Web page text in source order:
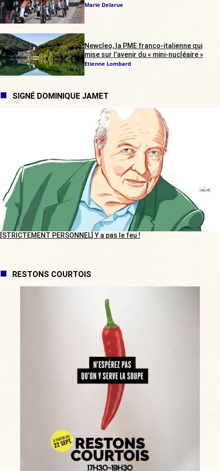
Marie Delarue
Newcleo, la PME franco-italienne qui
mise sur l’avenir du « mini-nucléaire »
Etienne Lombard
SIGNÉ DOMINIQUE JAMET
[STRICTEMENT PERSONNEL] Y a pas le feu !
RESTONS COURTOIS